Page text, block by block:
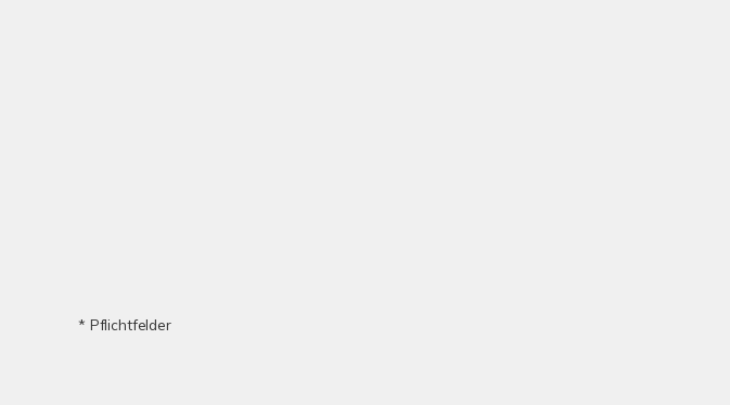
* Pflichtfelder